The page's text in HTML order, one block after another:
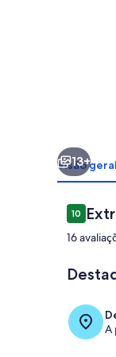
13+
Visão geral
1010 de 10
16
A